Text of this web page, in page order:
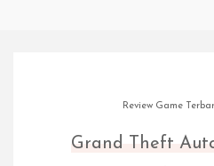
Review Game
Grand Theft